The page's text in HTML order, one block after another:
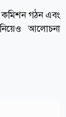
কমিশন গঠন এবং
আলোচনা